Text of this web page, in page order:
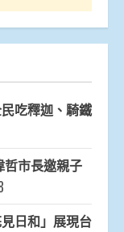
吃釋迦、騎鐵
市長邀親子
日和」展現台